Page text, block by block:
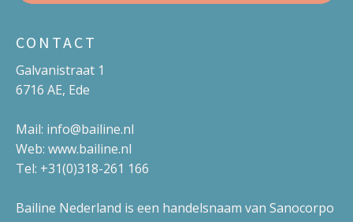
CONTACT
Galvanistraat 1
6716 AE, Ede
Mail: info@bailine.nl
Web: www.bailine.nl
Tel: +31(0)318-261 166
Bailine Nederland is een handelsnaam van Sanocorpo